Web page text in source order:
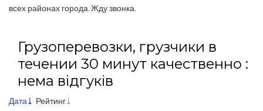
всех районах города. Жду звонка.
Грузоперевозки, грузчики в
течении 30 минут качественно :
нема відгуків
Дата Рейтинг